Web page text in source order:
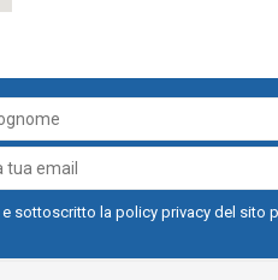
sottoscritto la policy privacy del sito